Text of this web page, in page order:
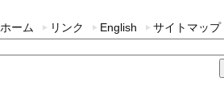
ホーム リンク English サイトマップ